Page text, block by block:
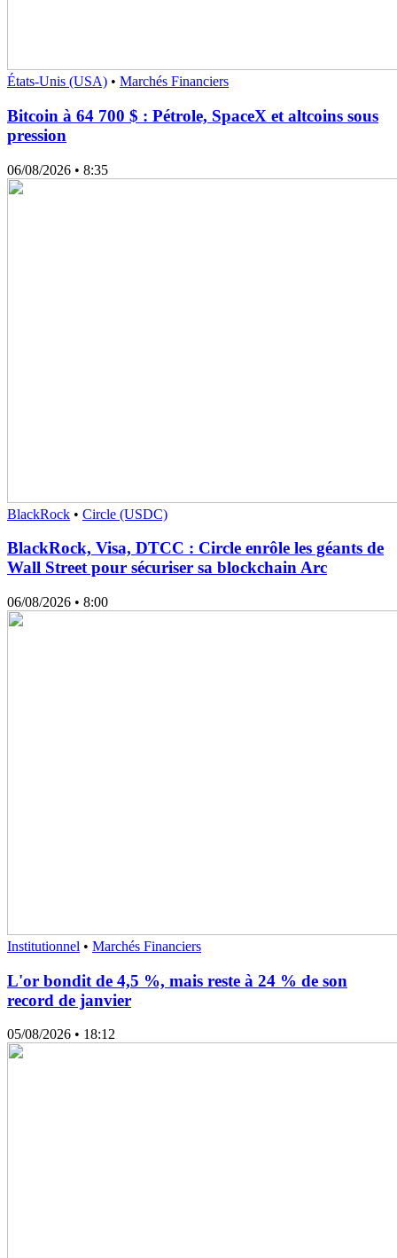
États-Unis (USA) • Marchés Financiers
Bitcoin à 64 700 $ : Pétrole, SpaceX et altcoins sous
pression
06/08/2026 • 8:35
BlackRock • Circle (USDC)
BlackRock, Visa, DTCC : Circle enrôle les géants de
Wall Street pour sécuriser sa blockchain Arc
06/08/2026 • 8:00
Institutionnel • Marchés Financiers
L'or bondit de 4,5 %, mais reste à 24 % de son
record de janvier
05/08/2026 • 18:12